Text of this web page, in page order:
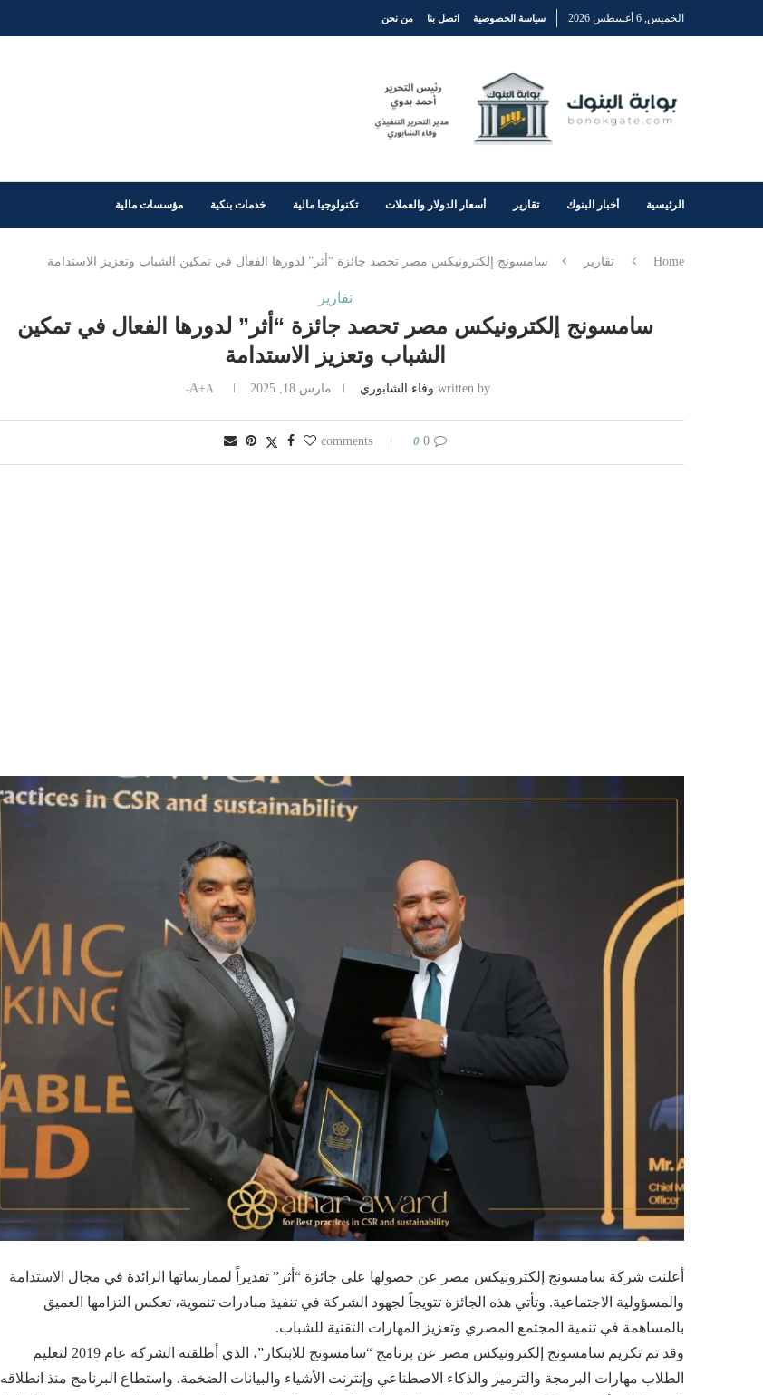
الخميس, 6 أغسطس 2026 سياسة الخصوصية اتصل بنا من نحن
الرئيسية أخبار البنوك تقارير أسعار الدولار والعملات تكنولوجيا مالية خدمات بنكية مؤسسات مالية
Home تقارير سامسونج إلكترونيكس مصر تحصد جائزة “أثر” لدورها الفعال في تمكين الشباب وتعزيز الاستدامة
تقارير
سامسونج إلكترونيكس مصر تحصد جائزة “أثر” لدورها الفعال في تمكين
الشباب وتعزيز الاستدامة
written by وفاء الشابوري مارس 18, 2025 A+A-
0 comments
0
أعلنت شركة سامسونج إلكترونيكس مصر عن حصولها على جائزة “أثر” تقديراً لممارساتها الرائدة في مجال الاستدامة
والمسؤولية الاجتماعية. وتأتي هذه الجائزة تتويجاً لجهود الشركة في تنفيذ مبادرات تنموية، تعكس التزامها العميق
بالمساهمة في تنمية المجتمع المصري وتعزيز المهارات التقنية للشباب.
وقد تم تكريم سامسونج إلكترونيكس مصر عن برنامج “سامسونج للابتكار”، الذي أطلقته الشركة عام 2019 لتعليم
الطلاب مهارات البرمجة والترميز والذكاء الاصطناعي وإنترنت الأشياء والبيانات الضخمة. واستطاع البرنامج منذ انطلاقه